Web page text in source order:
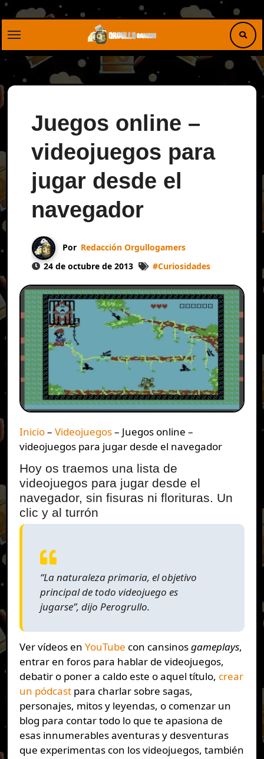
Saltar
Juegos online –
videojuegos para
jugar desde el
navegador
Por Redacción Orgullogamers
24 de octubre de 2013
#Curiosidades
Inicio– Videojuegos– Juegos online –
videojuegos para jugar desde el navegador
Hoy os traemos una lista de
videojuegos para jugar desde el
navegador, sin fisuras ni florituras. Un
clic y al turrón
“La naturaleza primaria, el objetivo
principal de todo videojuego es
jugarse”, dijo Perogrullo.
Ver vídeos en YouTube con cansinosgameplays,
entrar en foros para hablar de videojuegos,
debatir o poner a caldo este o aquel título, crear
un pódcastpara charlar sobre sagas,
personajes, mitos y leyendas, o comenzar un
blog para contar todo lo que te apasiona de
esas innumerables aventuras y desventuras
que experimentas con los videojuegos, también